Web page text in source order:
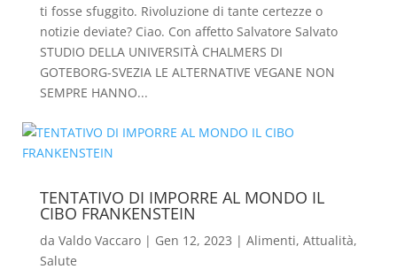
ti fosse sfuggito. Rivoluzione di tante certezze o
notizie deviate? Ciao. Con affetto Salvatore Salvato
STUDIO DELLA UNIVERSITÀ CHALMERS DI
GOTEBORG-SVEZIA LE ALTERNATIVE VEGANE NON
SEMPRE HANNO...
TENTATIVO DI IMPORRE AL MONDO IL
CIBO FRANKENSTEIN
da Valdo Vaccaro| Gen 12, 2023 | Alimenti, Attualità,
Salute